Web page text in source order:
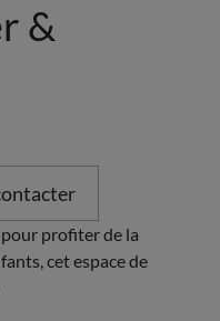
&
profiter de la
cet espace de